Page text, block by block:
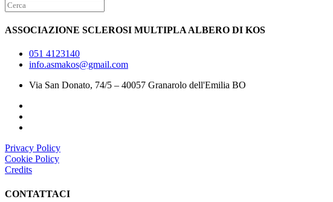
ASSOCIAZIONE SCLEROSI MULTIPLA ALBERO DI KOS
051 4123140
info.asmakos@gmail.com
Via San Donato, 74/5 – 40057 Granarolo dell'Emilia BO
Privacy Policy
Cookie Policy
Credits
CONTATTACI